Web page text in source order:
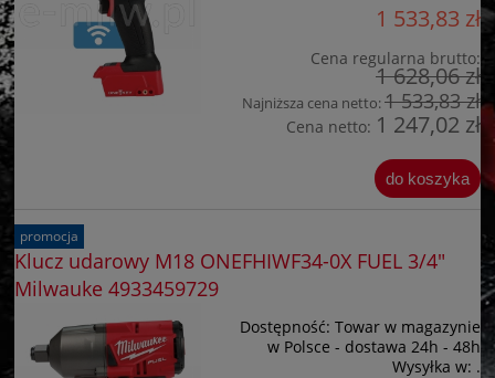
1 533,83 zł
Cena regularna brutto:
1 628,06 zł
Najniższa cena netto:1 533,83 zł
Cena netto: 1 247,02 zł
do koszyka
Klucz udarowy M18 ONEFHIWF34-0X FUEL 3/4"
Milwauke 4933459729
Dostępność: Towar w magazynie
w Polsce - dostawa 24h - 48h
Wysyłka w: .
promocja